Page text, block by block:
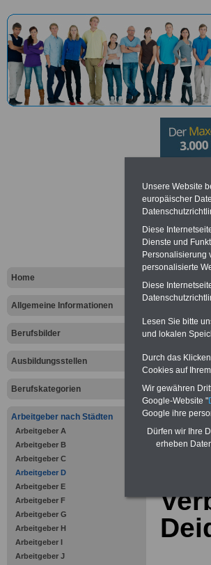
Home
Allgemeine Informationen
Berufsbilder
Ausbildungsstellen
Berufskategorien
Arbeitgeber nach Städten
Arbeitgeber A
Arbeitgeber B
Arbeitgeber C
Arbeitgeber D
Arbeitgeber E
Arbeitgeber F
Arbeitgeber G
Arbeitgeber H
Arbeitgeber I
Arbeitgeber J
Unsere Website
europäischer
Diese
Dienste und
Personalisierung
personalisierte
Diese
Lesen Sie bitte
und lokalen
Durch das
Cookies auf
Wir gewähren
Google-Website "
Google ihre
Dürfen wir Ihre
erheben